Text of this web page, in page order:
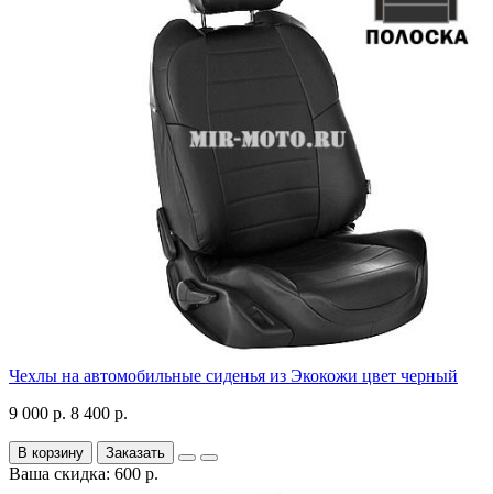
Чехлы на автомобильные сиденья из Экокожи цвет черный
9 000 р. 8 400 р.
В корзину Заказать
Ваша скидка: 600 р.